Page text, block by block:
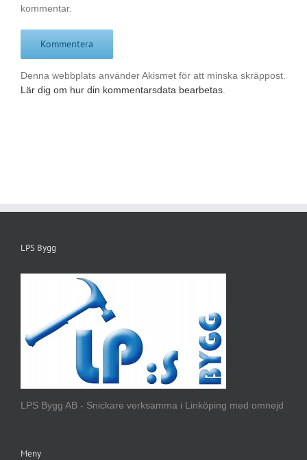
kommentar.
Denna webbplats använder Akismet för att minska skräppost.
Lär dig om hur din kommentarsdata bearbetas
LPS Bygg
LPS Bygg AB - Snickare verksamma i Linköping med omnejd
Meny